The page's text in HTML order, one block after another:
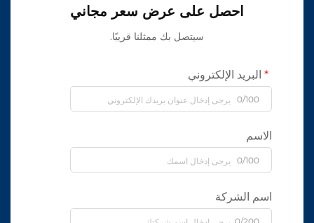
احصل على عرض سعر مجاني
سيتصل بك ممثلنا قريبًا.
البريد الإلكتروني
0/100
الاسم
0/100
اسم الشركة